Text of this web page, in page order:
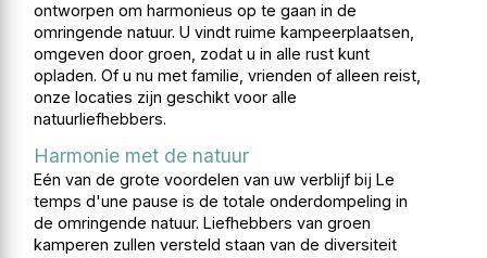
ontworpen om harmonieus op te gaan in de
omringende natuur. U vindt ruime kampeerplaatsen,
omgeven door groen, zodat u in alle rust kunt
opladen. Of u nu met familie, vrienden of alleen reist,
onze locaties zijn geschikt voor alle
natuurliefhebbers.
Harmonie met de natuur
Eén van de grote voordelen van uw verblijf bij Le
temps d'une pause is de totale onderdompeling in
de omringende natuur. Liefhebbers van groen
kamperen zullen versteld staan ​​van de diversiteit